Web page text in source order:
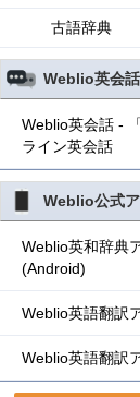
古語辞典
Weblio英会話
Weblio英会話 -
ライン英会話
Weblio公式ア
Weblio英和辞典
(Android)
Weblio英語翻訳
Weblio英語翻訳